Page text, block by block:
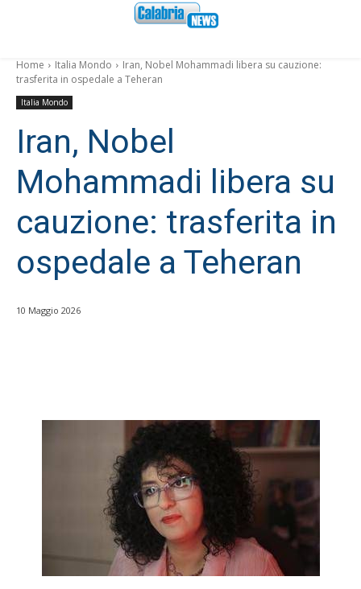
Home Italia Mondo
Iran, Nobel Mohammadi libera su cauzione:
trasferita in ospedale a Teheran
Italia Mondo
Iran, Nobel
Mohammadi libera su
cauzione: trasferita in
ospedale a Teheran
10 Maggio 2026